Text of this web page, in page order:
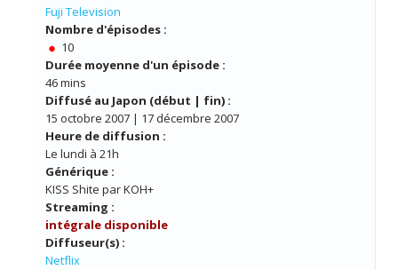
Fuji Television
Nombre d'épisodes :
10
Durée moyenne d'un épisode :
46 mins
Diffusé au Japon (début | fin) :
15 octobre 2007 | 17 décembre 2007
Heure de diffusion :
Le lundi à 21h
Générique :
KISS Shite par KOH+
Streaming :
intégrale disponible
Diffuseur(s) :
Netflix